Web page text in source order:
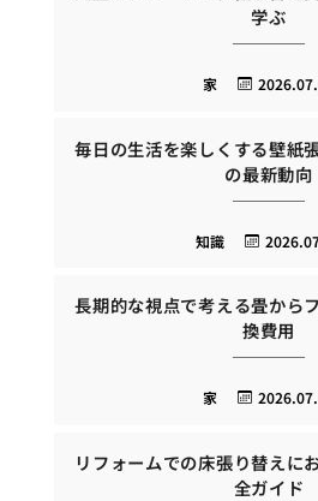
学ぶ
家
毎日の生活を楽しくする壁紙
の最新動向
知識
長期的な視点で考える畳から
換費用
家
リフォームでの床張り替えに
全ガイド